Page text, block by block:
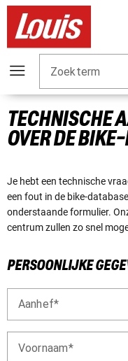
Zoekterm
TECHNISCHE
OVER DE
Je hebt een technische
een fout in de bike-
onderstaande formulier.
centrum zullen zo snel
PERSOONLIJKE
Aanhef
Voornaam